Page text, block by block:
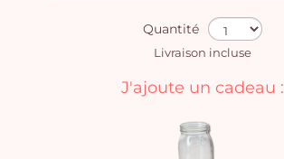
Quantité
Livraison incluse
J'ajoute un cadeau :